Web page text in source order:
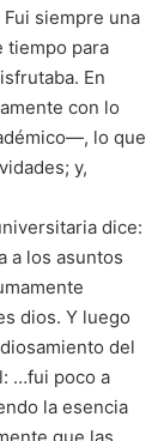
siempre una
tiempo para
En
con lo
lo que
y,
dice:
a los asuntos
dios. Y luego
del
…fui poco a
la esencia